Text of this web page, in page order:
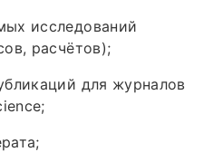
исследований
расчётов);
для журналов